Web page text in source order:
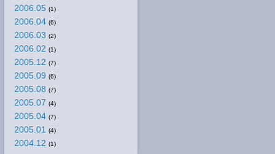
2006.05 (1)
2006.04 (6)
2006.03 (2)
2006.02 (1)
2005.12 (7)
2005.09 (6)
2005.08 (7)
2005.07 (4)
2005.04 (7)
2005.01 (4)
2004.12 (1)